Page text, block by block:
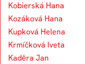
Kobierská Hana
Kozáková Hana
Kupková Helena
Krmíčková Iveta
Kaděra Jan